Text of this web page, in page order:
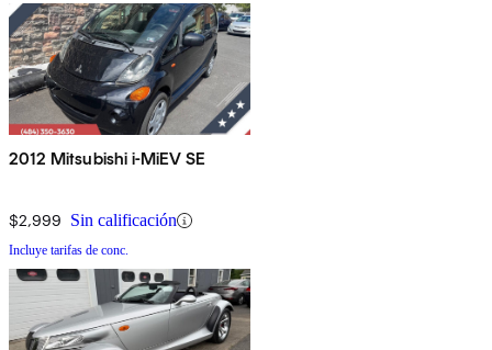
2012 Mitsubishi i-MiEV SE
$2,999 Sin calificación
Incluye tarifas de conc.